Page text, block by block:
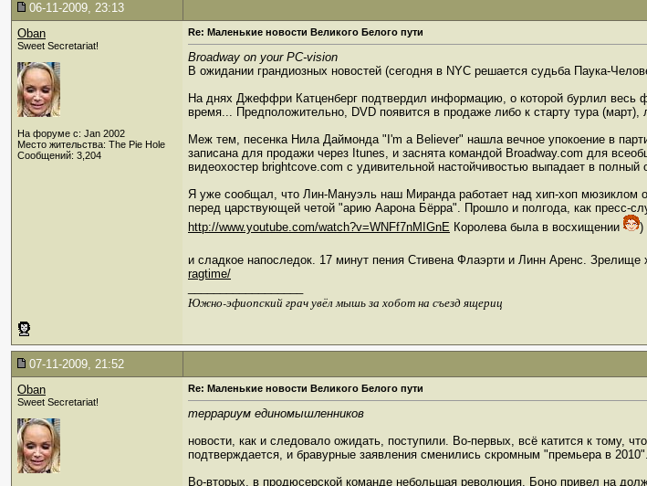
06-11-2009, 23:13
Oban
Sweet Secretariat!
На форуме с: Jan 2002
Место жительства: The Pie Hole
Сообщений: 3,204
Re: Маленькие новости Великого Белого пути
Broadway on your PC-vision
В ожидании грандиозных новостей (сегодня в NYC решается судьба Паука-
На днях Джеффри Катценберг подтвердил информацию, о которой бурлил
время... Предположительно, DVD появится в продаже либо к старту тура
Меж тем, песенка Нила Даймонда "I'm a Believer" нашла вечное упокоение в
записана для продажи через Itunes, и заснята командой Broadway.com для
видеохостер brightcove.com с удивительной настойчивостью выпадает в
Я уже сообщал, что Лин-Мануэль наш Миранда работает над хип-хоп
перед царствующей четой "арию Аарона Бёрра". Прошло и полгода, как пресс-
http://www.youtube.com/watch?v=WNFf7nMIGnE Королева была в восхищении )
и сладкое напоследок. 17 минут пения Стивена Флаэрти и Линн Аренс. Зрелище
ragtime/
Южно-эфиопский грач увёл мышь за хобот на съезд ящериц
07-11-2009, 21:52
Oban
Sweet Secretariat!
Re: Маленькие новости Великого Белого пути
террариум единомышленников
новости, как и следовало ожидать, поступили. Во-первых, всё катится к тому,
подтверждается, и бравурные заявления сменились скромным "премьера в
Во-вторых, в продюсерской команде небольшая революция. Боно привел на